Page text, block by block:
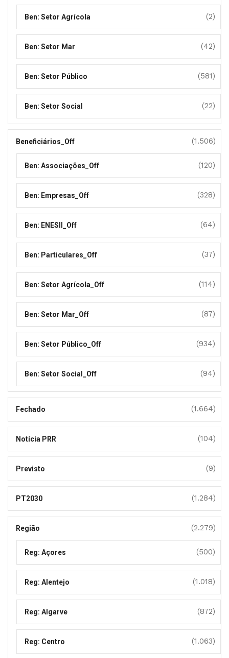
Ben: Setor Agrícola (2)
Ben: Setor Mar (42)
Ben: Setor Público (581)
Ben: Setor Social (22)
Beneficiários_Off (1.506)
Ben: Associações_Off (120)
Ben: Empresas_Off (328)
Ben: ENESII_Off (64)
Ben: Particulares_Off (37)
Ben: Setor Agrícola_Off (114)
Ben: Setor Mar_Off (87)
Ben: Setor Público_Off (934)
Ben: Setor Social_Off (94)
Fechado (1.664)
Notícia PRR (104)
Previsto (9)
PT2030 (1.284)
Região (2.279)
Reg: Açores (500)
Reg: Alentejo (1.018)
Reg: Algarve (872)
Reg: Centro (1.063)